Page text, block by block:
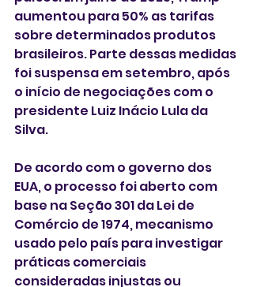
aumentou para 50% as tarifas
sobre determinados produtos
brasileiros. Parte dessas medidas
foi suspensa em setembro, após
o início de negociações com o
presidente Luiz Inácio Lula da
Silva.
De acordo com o governo dos
EUA, o processo foi aberto com
base na Seção 301 da Lei de
Comércio de 1974, mecanismo
usado pelo país para investigar
práticas comerciais
consideradas injustas ou